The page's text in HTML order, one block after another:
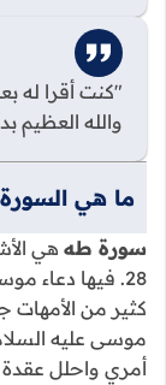
"كنت أقرا له
والله العظيم
ما هي
سورة طه
28. فيها دعاء موسى عليه السلام لفك عقدة لسانه.
كثير من الأمهات
موسى عليه
أمري واحلل